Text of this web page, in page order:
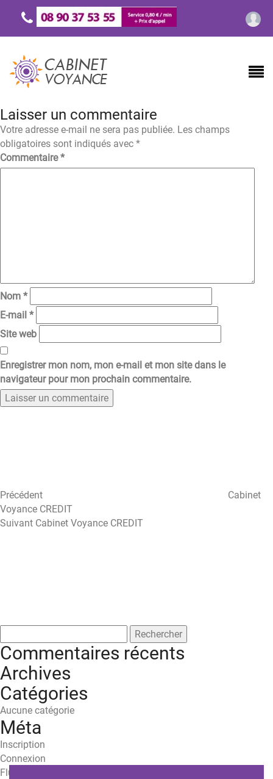
Laisser un commentaire
Votre adresse e-mail ne sera pas publiée. Les champs
obligatoires sont indiqués avec *
Commentaire*
Nom *
E-mail *
Site web
Enregistrer mon nom, mon e-mail et mon site dans le
navigateur pour mon prochain commentaire.
Précédent
Cabinet
Voyance CREDIT
Article
Suivant Cabinet Voyance CREDIT
Commentaires récents
Archives
Catégories
Aucune catégorie
Méta
Inscription
Connexion
Flux des publications